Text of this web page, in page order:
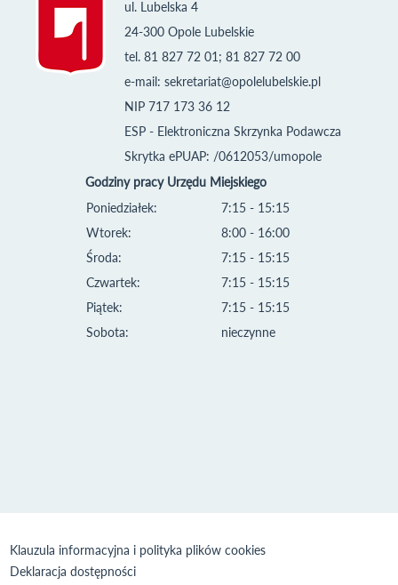
ul. Lubelska 4
24-300 Opole Lubelskie
tel. 81 827 72 01; 81 827 72 00
e-mail: sekretariat@opolelubelskie.pl
NIP 717 173 36 12
ESP - Elektroniczna Skrzynka Podawcza
Skrytka ePUAP: /0612053/umopole
Godziny pracy Urzędu Miejskiego
Poniedziałek:
Wtorek:
Środa:
Czwartek:
Piątek:
Sobota:
7:15 - 15:15
8:00 - 16:00
7:15 - 15:15
7:15 - 15:15
7:15 - 15:15
nieczynne
Klauzula informacyjna i polityka plików cookies
Deklaracja dostępności